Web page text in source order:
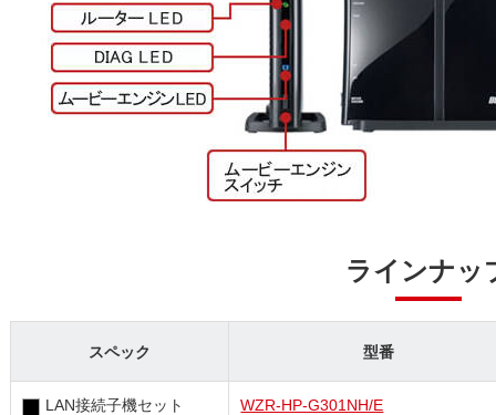
ラインナッ
スペック 型番
LAN接続子機セット WZR-HP-G301NH/E